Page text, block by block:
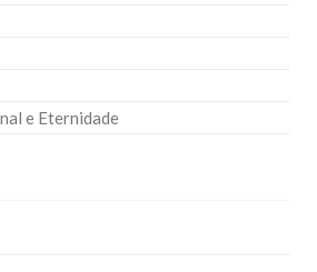
e Eternidade